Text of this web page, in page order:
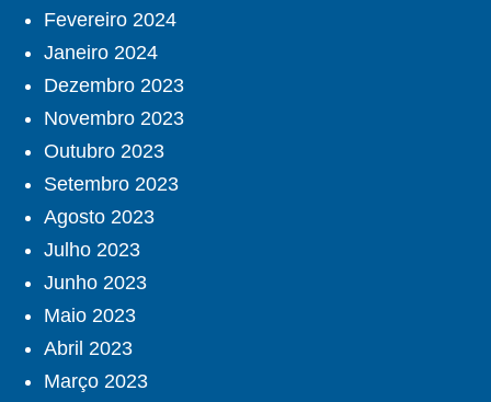
Fevereiro 2024
Janeiro 2024
Dezembro 2023
Novembro 2023
Outubro 2023
Setembro 2023
Agosto 2023
Julho 2023
Junho 2023
Maio 2023
Abril 2023
Março 2023